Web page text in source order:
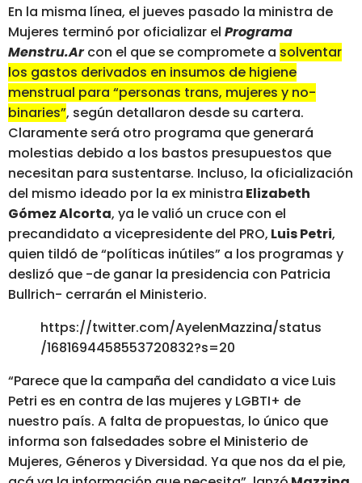
En la misma línea, el jueves pasado la ministra de
Mujeres terminó por oficializar el Programa
Menstru.Arcon el que se compromete a solventar
los gastos derivados en insumos de higiene
menstrual para “personas trans, mujeres y no-
binaries”, según detallaron desde su cartera.
Claramente será otro programa que generará
molestias debido a los bastos presupuestos que
necesitan para sustentarse. Incluso, la oficialización
del mismo ideado por la ex ministra Elizabeth
Gómez Alcorta, ya le valió un cruce con el
precandidato a vicepresidente del PRO, Luis Petri,
quien tildó de “políticas inútiles” a los programas y
deslizó que -de ganar la presidencia con Patricia
Bullrich- cerrarán el Ministerio.
https://twitter.com/AyelenMazzina/status
/1681694458553720832?s=20
“Parece que la campaña del candidato a vice Luis
Petri es en contra de las mujeres y LGBTI+ de
nuestro país. A falta de propuestas, lo único que
informa son falsedades sobre el Ministerio de
Mujeres, Géneros y Diversidad. Ya que nos da el pie,